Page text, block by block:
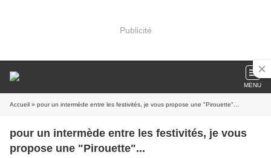
Publicité
MENU
Accueil » pour un intermède entre les festivités, je vous propose une "Pirouette"...
pour un intermède entre les festivités, je vous
propose une "Pirouette"...